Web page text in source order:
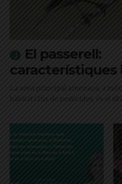
El passerell:
característiques
La seva principal amenaça, a
hàbitat i l'ús de pesticides, és el